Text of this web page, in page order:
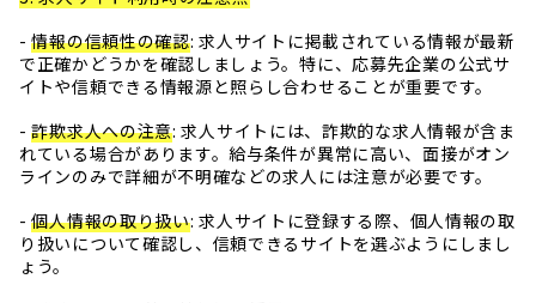
-情報の信頼性の確認: 求人サイトに掲載されている情報が最新
で正確かどうかを確認しましょう。特に、応募先企業の公式サ
イトや信頼できる情報源と照らし合わせることが重要です。
-詐欺求人への注意: 求人サイトには、詐欺的な求人情報が含ま
れている場合があります。給与条件が異常に高い、面接がオン
ラインのみで詳細が不明確などの求人には注意が必要です。
-個人情報の取り扱い: 求人サイトに登録する際、個人情報の取
り扱いについて確認し、信頼できるサイトを選ぶようにしまし
ょう。